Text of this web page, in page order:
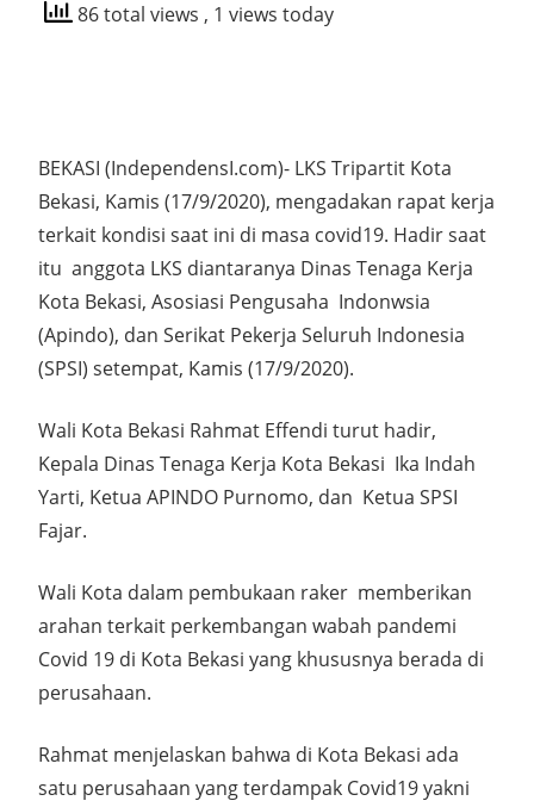
86 total views , 1 views today
BEKASI (IndependensI.com)- LKS Tripartit Kota
Bekasi, Kamis (17/9/2020), mengadakan rapat kerja
terkait kondisi saat ini di masa covid19. Hadir saat
itu anggota LKS diantaranya Dinas Tenaga Kerja
Kota Bekasi, Asosiasi Pengusaha Indonwsia
(Apindo), dan Serikat Pekerja Seluruh Indonesia
(SPSI) setempat, Kamis (17/9/2020).
Wali Kota Bekasi Rahmat Effendi turut hadir,
Kepala Dinas Tenaga Kerja Kota Bekasi Ika Indah
Yarti, Ketua APINDO Purnomo, dan Ketua SPSI
Fajar.
Wali Kota dalam pembukaan raker memberikan
arahan terkait perkembangan wabah pandemi
Covid 19 di Kota Bekasi yang khususnya berada di
perusahaan.
Rahmat menjelaskan bahwa di Kota Bekasi ada
satu perusahaan yang terdampak Covid19 yakni